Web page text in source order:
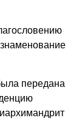
передана